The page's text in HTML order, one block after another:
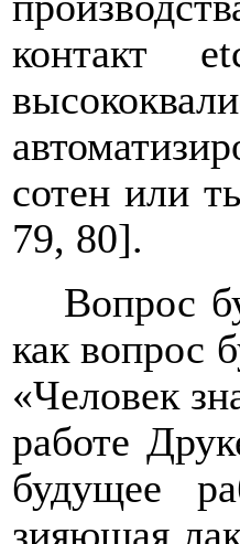
контакт
сотен или
79, 80].
Вопрос
как вопрос
«Человек
работе
будущее
зияющая